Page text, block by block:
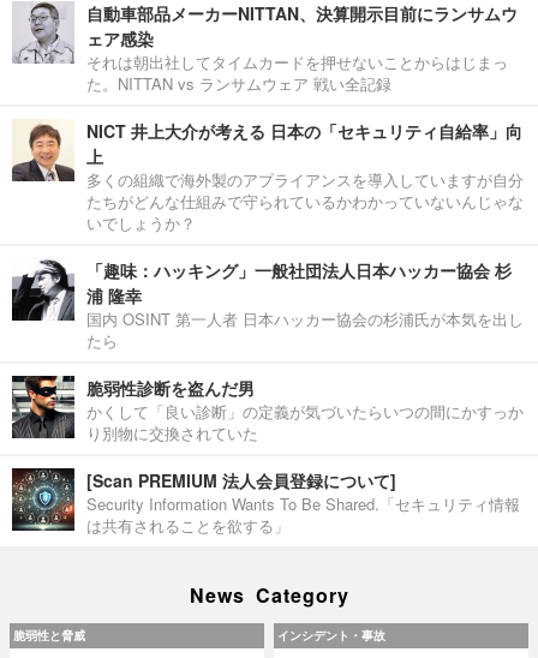
自動車部品メーカーNITTAN、決算開示目前にランサムウ
ェア感染
それは朝出社してタイムカードを押せないことからはじまっ
た。NITTAN vs ランサムウェア 戦い全記録
NICT 井上大介が考える 日本の「セキュリティ自給率」向
上
多くの組織で海外製のアプライアンスを導入していますが自分
たちがどんな仕組みで守られているかわかっていないんじゃな
いでしょうか？
「趣味：ハッキング」一般社団法人日本ハッカー協会 杉
浦 隆幸
国内 OSINT 第一人者 日本ハッカー協会の杉浦氏が本気を出し
たら
脆弱性診断を盗んだ男
かくして「良い診断」の定義が気づいたらいつの間にかすっか
り別物に交換されていた
[Scan PREMIUM 法人会員登録について]
Security Information Wants To Be Shared.「セキュリティ情報
は共有されることを欲する」
News Category
脆弱性と脅威 インシデント・事故